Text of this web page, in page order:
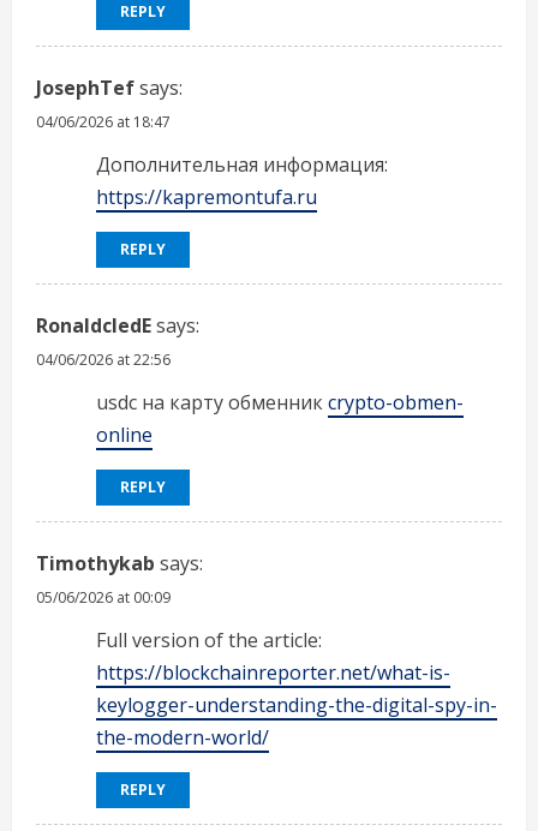
REPLY
JosephTefsays:
04/06/2026 at 18:47
Дополнительная информация:
https://kapremontufa.ru
REPLY
RonaldcledEsays:
04/06/2026 at 22:56
usdc на карту обменникcrypto-obmen-
online
REPLY
Timothykab says:
05/06/2026 at 00:09
Full version of the article:
https://blockchainreporter.net/what-is-
keylogger-understanding-the-digital-spy-in-
the-modern-world/
REPLY